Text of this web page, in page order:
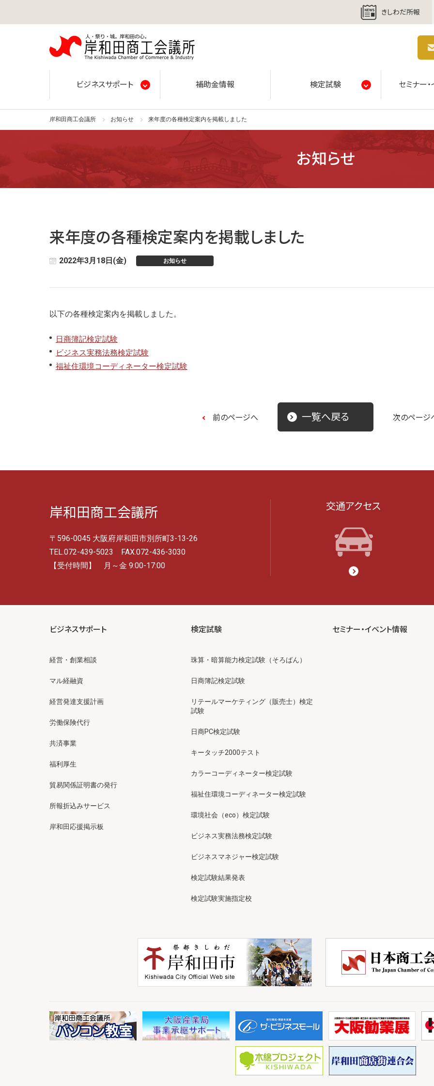
きしわだ所報
ビジネスサポート 補助金情報 検定試験 セミナー
岸和田商工会議所 お知らせ 来年度の各種検定案内を掲載しました
お知らせ
来年度の各種検定案内を掲載しました
2022年3月18日(金) お知らせ
以下の各種検定案内を掲載しました。
日商簿記検定試験
ビジネス実務法務検定試験
福祉住環境コーディネーター検定試験
前のページへ 一覧へ戻る 次のページ
岸和田商工会議所
〒596-0045 大阪府岸和田市別所町3-13-26
TEL.072-439-5023 FAX.072-436-3030
【受付時間】 月～金 9:00-17:00
交通アクセス
ビジネスサポート
経営・創業相談
マル経融資
経営発達支援計画
労働保険代行
共済事業
福利厚生
貿易関係証明書の発行
所報折込みサービス
岸和田応援掲示板
検定試験
珠算・暗算能力検定試験（そろばん）
日商簿記検定試験
リテールマーケティング（販売士）検定
試験
日商PC検定試験
キータッチ2000テスト
カラーコーディネーター検定試験
福祉住環境コーディネーター検定試験
環境社会（eco）検定試験
ビジネス実務法務検定試験
ビジネスマネジャー検定試験
検定試験結果発表
検定試験実施指定校
セミナー・イベント情報